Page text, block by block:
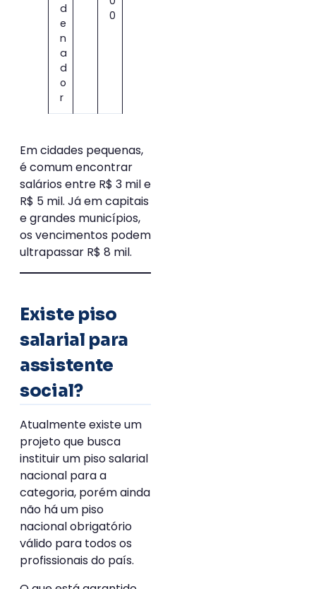
d
e
n
a
d
o
r
0
Em cidades pequenas,
é comum encontrar
salários entre R$ 3 mil e
R$ 5 mil. Já em capitais
e grandes municípios,
os vencimentos podem
ultrapassar R$ 8 mil.
Existe piso
salarial para
assistente
social?
Atualmente existe um
projeto que busca
instituir um piso salarial
nacional para a
categoria, porém ainda
não há um piso
nacional obrigatório
válido para todos os
profissionais do país.